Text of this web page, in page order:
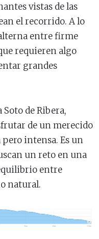
vistas de las
el recorrido. A lo
entre firme
requieren algo
grandes
de Ribera,
de un merecido
intensa. Es un
un reto en una
entre
natural.